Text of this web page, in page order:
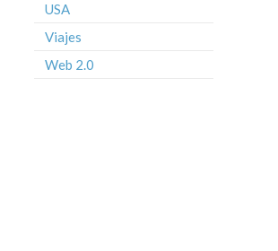
USA
Viajes
Web 2.0